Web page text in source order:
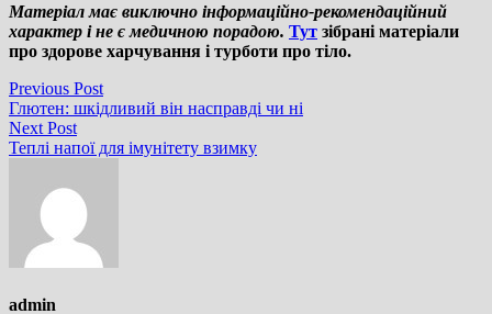
Матеріал має виключно інформаційно-рекомендаційний
характер і не є медичною порадою. Тут зібрані матеріали
про здорове харчування і турботи про тіло.
Навігація
записів
Previous PostPrevious
post:
Глютен: шкідливий він насправді чи ні
Next PostNext
post:
Теплі напої для імунітету взимку
admin